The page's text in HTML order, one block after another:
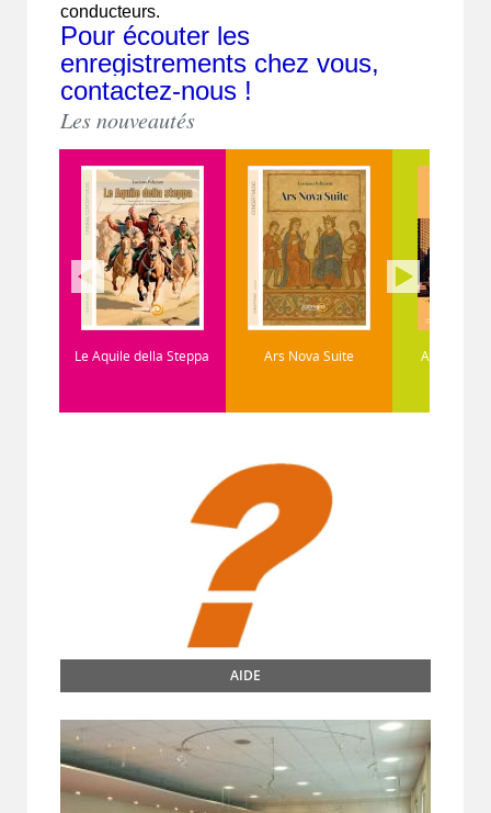
conducteurs.
Pour écouter les
enregistrements chez vous,
contactez-nous !
Les nouveautés
Aquile della Steppa Ars Nova Suite At the Crossroads
AIDE